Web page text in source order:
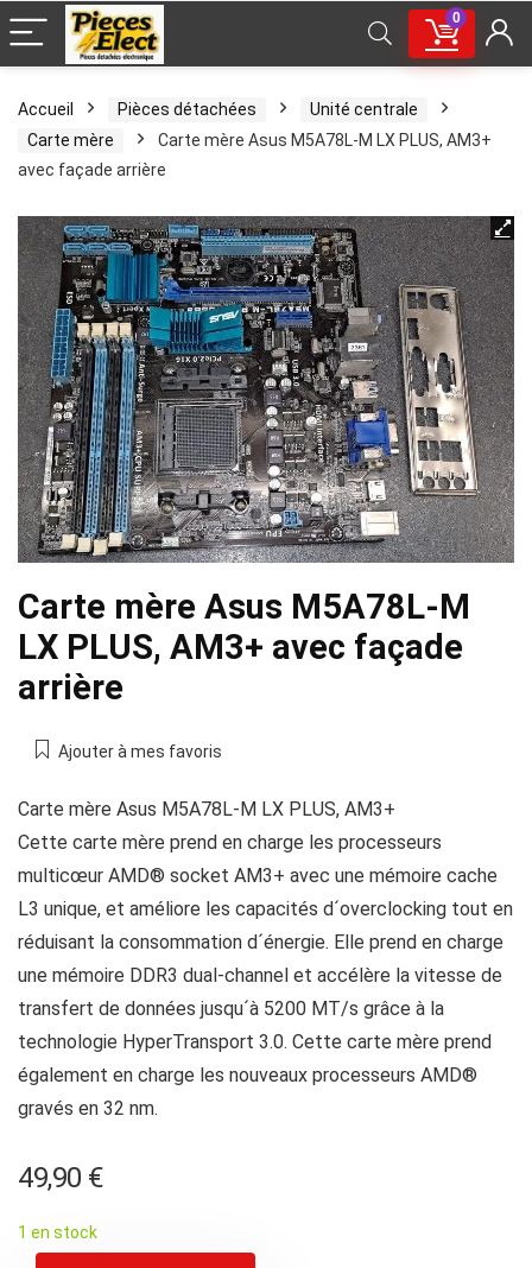
0
Accueil Pièces détachées
Unité centrale
Carte mère
Carte mère Asus M5A78L-M LX PLUS, AM3+
avec façade arrière
Carte mère Asus M5A78L-M
LX PLUS, AM3+ avec façade
arrière
Ajouter à mes favoris
Carte mère Asus M5A78L-M LX PLUS, AM3+
Cette carte mère prend en charge les processeurs
multicœur AMD® socket AM3+ avec une mémoire cache
L3 unique, et améliore les capacités d´overclocking tout en
réduisant la consommation d´énergie. Elle prend en charge
une mémoire DDR3 dual-channel et accélère la vitesse de
transfert de données jusqu´à 5200 MT/s grâce à la
technologie HyperTransport 3.0. Cette carte mère prend
également en charge les nouveaux processeurs AMD®
gravés en 32 nm.
49,90 €
1 en stock